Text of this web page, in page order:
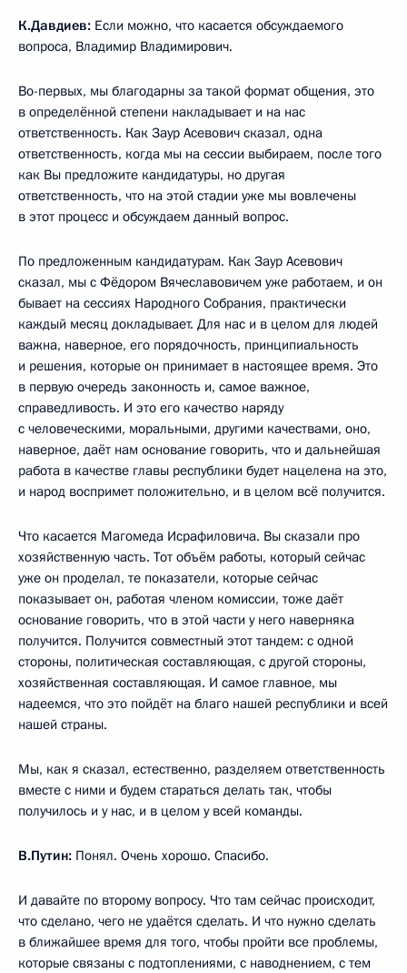
К.Давдиев: Если можно, что касается обсуждаемого
вопроса, Владимир Владимирович.
Во-первых, мы благодарны за такой формат общения, это
в определённой степени накладывает и на нас
ответственность. Как Заур Асевович сказал, одна
ответственность, когда мы на сессии выбираем, после того
как Вы предложите кандидатуры, но другая
ответственность, что на этой стадии уже мы вовлечены
в этот процесс и обсуждаем данный вопрос.
По предложенным кандидатурам. Как Заур Асевович
сказал, мы с Фёдором Вячеславовичем уже работаем, и он
бывает на сессиях Народного Собрания, практически
каждый месяц докладывает. Для нас и в целом для людей
важна, наверное, его порядочность, принципиальность
и решения, которые он принимает в настоящее время. Это
в первую очередь законность и, самое важное,
справедливость. И это его качество наряду
с человеческими, моральными, другими качествами, оно,
наверное, даёт нам основание говорить, что и дальнейшая
работа в качестве главы республики будет нацелена на это,
и народ воспримет положительно, и в целом всё получится.
Что касается Магомеда Исрафиловича. Вы сказали про
хозяйственную часть. Тот объём работы, который сейчас
уже он проделал, те показатели, которые сейчас
показывает он, работая членом комиссии, тоже даёт
основание говорить, что в этой части у него наверняка
получится. Получится совместный этот тандем: с одной
стороны, политическая составляющая, с другой стороны,
хозяйственная составляющая. И самое главное, мы
надеемся, что это пойдёт на благо нашей республики и всей
нашей страны.
Мы, как я сказал, естественно, разделяем ответственность
вместе с ними и будем стараться делать так, чтобы
получилось и у нас, и в целом у всей команды.
В.Путин: Понял. Очень хорошо. Спасибо.
И давайте по второму вопросу. Что там сейчас происходит,
что сделано, чего не удаётся сделать. И что нужно сделать
в ближайшее время для того, чтобы пройти все проблемы,
которые связаны с подтоплениями, с наводнением, с тем